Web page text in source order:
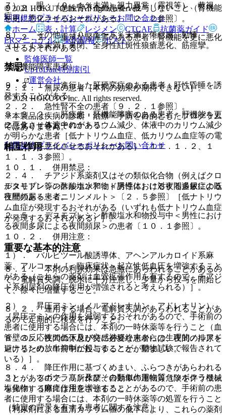
９．２．１． 急性腎不全の患者：投与しないこと（腎機能
を更に悪化させるおそれがある）〔２．２参照〕。
９．２．２． 重篤な腎障害のある患者：腎機能を更に悪化
させるおそれがある。
（肝機能障害患者）
９．３．１． 進行した肝硬変症のある患者：肝性昏睡を誘
発することがある。
９．３．２． 肝疾患・肝機能障害のある患者：肝機能を更
に悪化させるおそれがある。
相互作用
１０．１． 併用禁忌：
デスモプレシン酢酸塩水和物＜男性における夜間多尿による
夜間頻尿＞＜ミニリンメルト＞〔２．５参照〕［低ナトリウ
ム血症が発現するおそれがある（いずれも低ナトリウム血症
が発現するおそれがある）］。
１０．２． 併用注意：
１）． バルビツール酸誘導体、アヘンアルカロイド系麻
薬、アルコール［＜臨床症状＞起立性低血圧を増強すること
がある（これらの薬剤は血管拡張作用を有するので、チアジ
ド系利尿剤の降圧作用が増強されると考えられる）］。
２）． 昇圧アミン（ノルアドレナリン、アドレナリン）
［昇圧アミンの作用を減弱するおそれがあるので、手術前の
患者に使用する場合には、本剤の一時休薬等を行うこと（血
管壁の反応性の低下及び交感神経終末からの生理的ノルアド
レナリンの放出抑制が起こることが、動物試験で報告されて
いる）］。
３）． ツボクラリン及びその類似作用物質（ツボクラリン
塩化物）［麻痺作用を増強することがあるので、手術前の患
者に使用する場合には、本剤の一時休薬等の処置を行うこと
（利尿剤による血清カリウム値の低下により、これらの薬剤
７）． 眼：（０．１％未満）視力異常（霧視等）、黄視
症。
８）． その他：（０．１〜５％未満）倦怠感、動悸、
（０．１％未満）鼻閉、全身性紅斑性狼瘡悪化、筋痙攣。
禁忌
２．１． 無尿の患者［本剤の効果が期待できない］。
２．２． 急性腎不全の患者〔９．２．１参照〕。
２．３． 体液中のナトリウム減少、体液中のカリウム減少
が明らかな患者［低ナトリウム血症、低カリウム血症等の電
解質失調を悪化させるおそれがある］〔１１．１．２、１
１．１．３参照〕。
２．４． チアジド系薬剤又はその類似化合物（例えばクロ
ルタリドン等のスルホンアミド誘導体）に対する過敏症の既
往歴のある患者。
２．５． デスモプレシン酢酸塩水和物投与中＜男性におけ
る夜間多尿による夜間頻尿＞の患者〔１０．１参照〕。
重要な基本的注意
８．１． 本剤の利尿効果は急激にあらわれることがあるの
で、電解質失調、脱水に十分注意し、少量から投与を開始し
て、徐々に増量すること。
８．２． 連用する場合、電解質失調があらわれることがあ
るので定期的に検査を行うこと。
８．３． 夜間の休息が特に必要な患者には、夜間の排尿を
避けるため、午前中に投与することが望ましい。
８．４． 降圧作用に基づくめまい、ふらつきがあらわれる
ことがあるので、高所作業、自動車の運転等危険を伴う機械
を操作する際には注意させること。
（特定の背景を有する患者に関する注意）
© 2021 HOKUTO Inc. All rights reserved.
利用規約プライバシーポリシーお問い合わせ
ホーム
表・計算 レジメン CTCAE
抗菌薬ガイド
ERマニュアル
薬剤情報 ポスト
監修医師一覧
UpToDate特別割引
運営会社
© 2021 HOKUTO Inc. All rights reserved.
※本製品は疾病の診断・治療・予防を目的としたプログラム
ではありません。
利用規約プライバシーポリシーお問い合わせ